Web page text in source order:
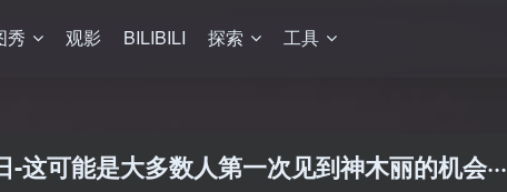
秀 观影 BILIBILI 探索 工具
这可能是大多数人第一次见到神木丽的机会···